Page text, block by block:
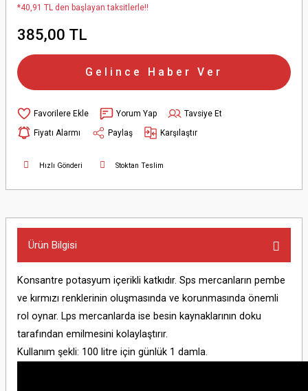
*40,91 TL den başlayan taksitlerle!!
385,00 TL
Gelince Haber Ver
Yorum Yap
Tavsiye Et
Fiyatı Alarmı
Paylaş Karşılaştır
Hızlı Gönderi Stoktan Teslim
Ürün Bilgisi
Konsantre potasyum içerikli katkıdır. Sps mercanların pembe
ve kırmızı renklerinin oluşmasında ve korunmasında önemli
rol oynar. Lps mercanlarda ise besin kaynaklarının doku
tarafından emilmesini kolaylaştırır.
Kullanım şekli: 100 litre için günlük 1 damla.